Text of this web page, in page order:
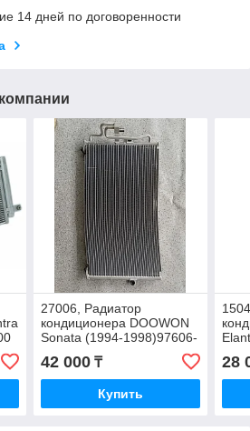
14 дней по договоренности
27006, Радиатор
кондиционера DOOWON
Sonata (1994-1998)97606-
42 000₸
Купить
28